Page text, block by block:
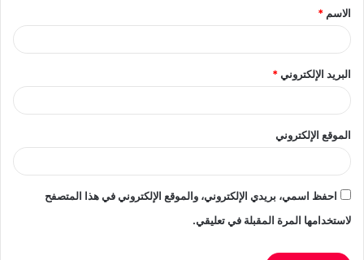
*
الاسم *
البريد الإلكتروني*
الموقع الإلكتروني
احفظ اسمي، بريدي الإلكتروني، والموقع الإلكتروني في هذا المتصفح
لاستخدامها المرة المقبلة في تعليقي.